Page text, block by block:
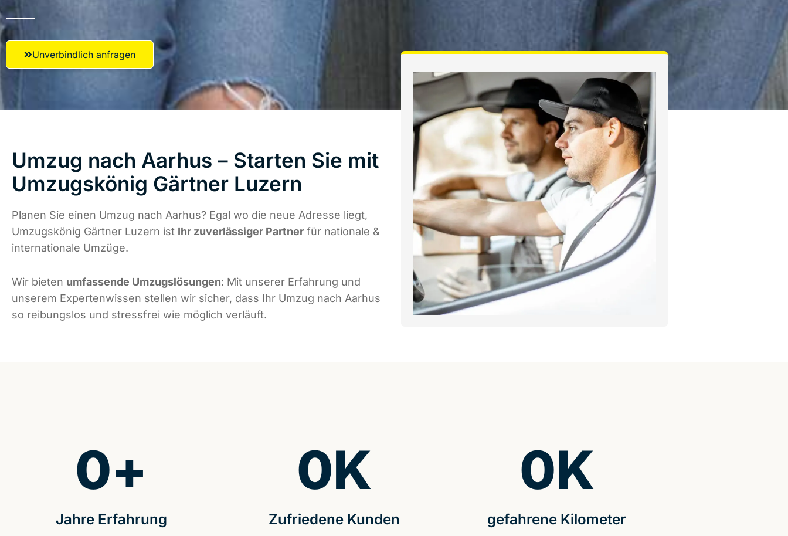
Unverbindlich anfragen
Umzug nach Aarhus – Starten Sie mit
Umzugskönig Gärtner Luzern
Planen Sie einen Umzug nach Aarhus? Egal wo die neue Adresse liegt,
Umzugskönig Gärtner Luzern ist Ihr zuverlässiger Partner für nationale &
internationale Umzüge.
Wir bieten umfassende Umzugslösungen: Mit unserer Erfahrung und
unserem Expertenwissen stellen wir sicher, dass Ihr Umzug nach Aarhus
so reibungslos und stressfrei wie möglich verläuft.
Jahre Erfahrung
0+
Zufriedene Kunden
0K
gefahrene Kilometer
0K